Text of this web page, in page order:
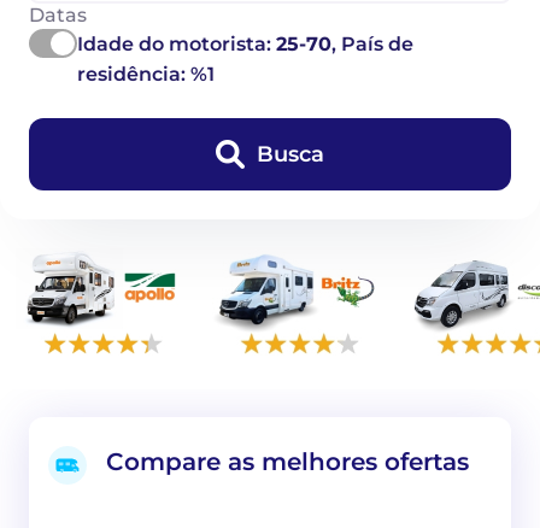
Datas
Idade do motorista: 25-70, País de
residência: %1
Busca
Compare as melhores ofertas